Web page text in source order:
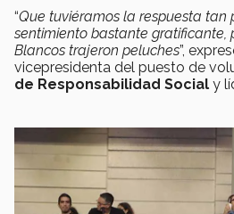
“Que tuviéramos la respuesta tan
sentimiento bastante gratificante,
Blancos trajeron peluches”,
vicepresidenta del puesto de
de Responsabilidad Social y